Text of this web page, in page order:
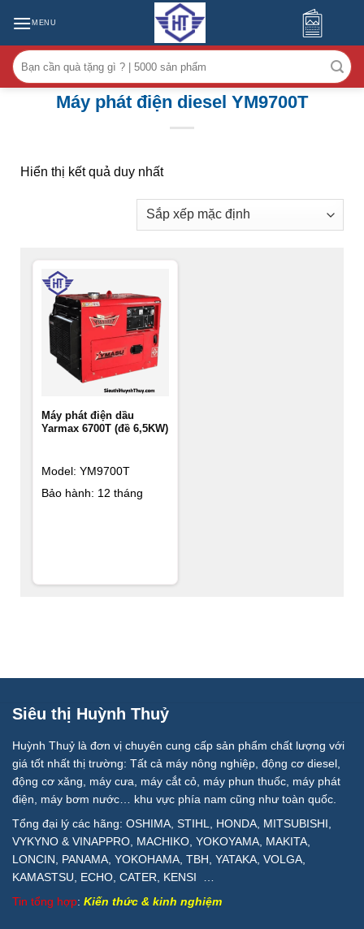
MENU
Tìm
kiếm:
Máy phát điện diesel YM9700T
Hiển thị kết quả duy nhất
Máy phát điện dầu
Yarmax 6700T (đề 6,5KW)
Model: YM9700T
Bảo hành: 12 tháng
Siêu thị Huỳnh Thuỷ
Huỳnh Thuỷ là đơn vị chuyên cung cấp sản phẩm chất lượng với
giá tốt nhất thị trường: Tất cả máy nông nghiệp, động cơ diesel,
động cơ xăng, máy cưa, máy cắt cỏ, máy phun thuốc, máy phát
điện, máy bơm nước… khu vực phía nam cũng như toàn quốc.
Tổng đại lý các hãng: OSHIMA, STIHL, HONDA, MITSUBISHI,
VYKYNO & VINAPPRO, MACHIKO, YOKOYAMA, MAKITA,
LONCIN, PANAMA, YOKOHAMA, TBH, YATAKA, VOLGA,
KAMASTSU, ECHO, CATER, KENSI …
Tin tổng hợp: Kiến thức & kinh nghiệm